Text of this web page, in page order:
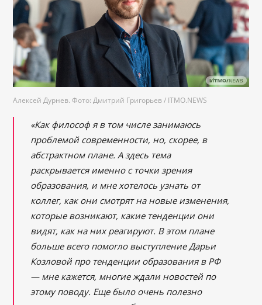
Алексей Дурнев. Фото: Дмитрий Григорьев / ITMO.NEWS
«Как философ я в том числе занимаюсь
проблемой современности, но, скорее, в
абстрактном плане. А здесь тема
раскрывается именно с точки зрения
образования, и мне хотелось узнать от
коллег, как они смотрят на новые изменения,
которые возникают, какие тенденции они
видят, как на них реагируют. В этом плане
больше всего помогло выступление Дарьи
Козловой про тенденции образования в РФ
― мне кажется, многие ждали новостей по
этому поводу. Еще было очень полезно